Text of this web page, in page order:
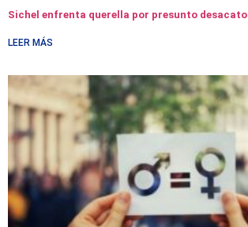
Sichel enfrenta querella por presunto desacato
LEER MÁS